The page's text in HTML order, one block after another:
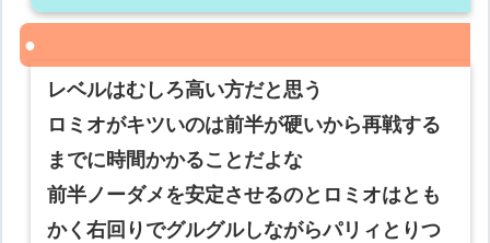
レベルはむしろ高い方だと思う
ロミオがキツいのは前半が硬いから再戦する
までに時間かかることだよな
前半ノーダメを安定させるのとロミオはとも
かく右回りでグルグルしながらパリィとりつ